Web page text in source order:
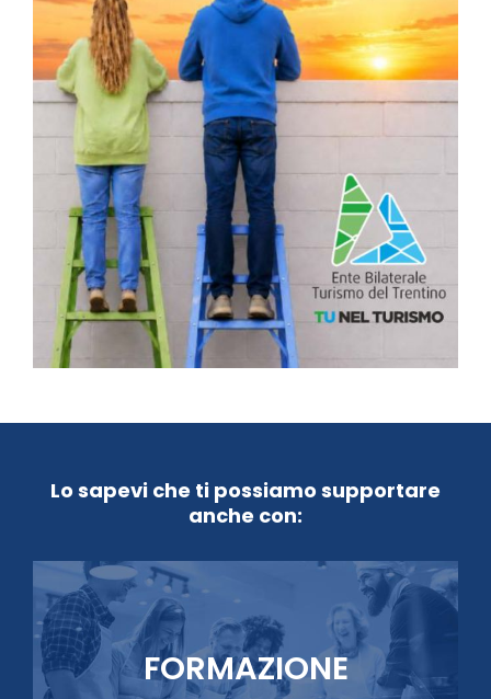
Lo sapevi che ti possiamo supportare
anche con:
FORMAZIONE